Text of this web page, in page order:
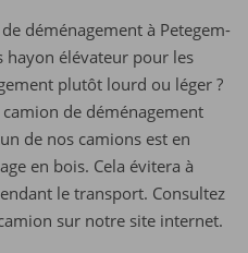
déménagement à Petegem-
hayon élévateur pour les
plutôt lourd ou léger ?
de déménagement
de nos camions est en
en bois. Cela évitera à
le transport. Consultez
sur notre site internet.